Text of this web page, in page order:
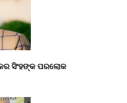
ସିଂହଙ୍କ ପରଲୋକ